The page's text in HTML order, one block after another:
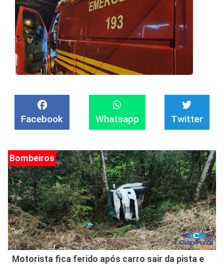
Facebook Whatsapp Twitter
Bombeiros
Motorista fica ferido após carro sair da pista e